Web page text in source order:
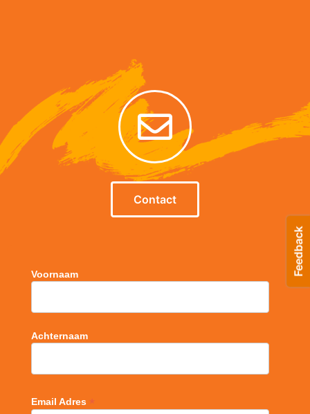
Contact
Voornaam
Achternaam
Email Adres *